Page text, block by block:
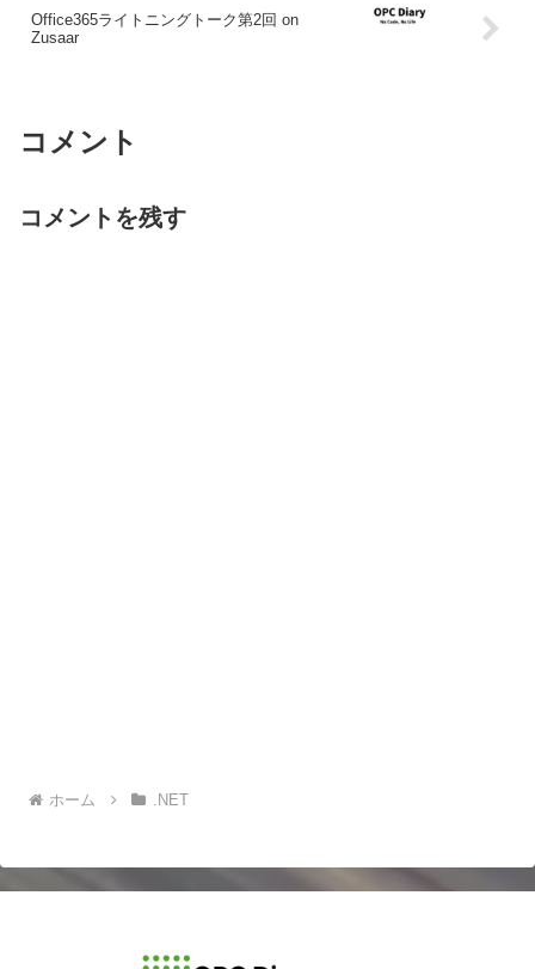
Office365ライトニングトーク第2回 on
Zusaar
コメント
コメントを残す
ホーム .NET